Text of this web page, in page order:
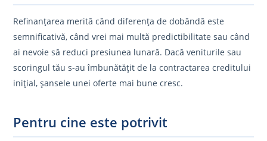
Refinanțarea merită când diferența de dobândă este
semnificativă, când vrei mai multă predictibilitate sau când
ai nevoie să reduci presiunea lunară. Dacă veniturile sau
scoringul tău s-au îmbunătățit de la contractarea creditului
inițial, șansele unei oferte mai bune cresc.
Pentru cine este potrivit